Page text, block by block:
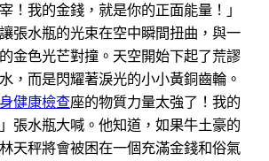
！我的金錢，就是你的正面能量！」
張水瓶的光束在空中瞬間扭曲，與一
金色光芒對撞。天空開始下起了荒謬
，而是閃耀著淚光的小小黃銅齒輪。
健康檢查座的物質力量太強了！我的
張水瓶大喊。他知道，如果牛土豪的
天秤將會被困在一個充滿金錢和俗氣